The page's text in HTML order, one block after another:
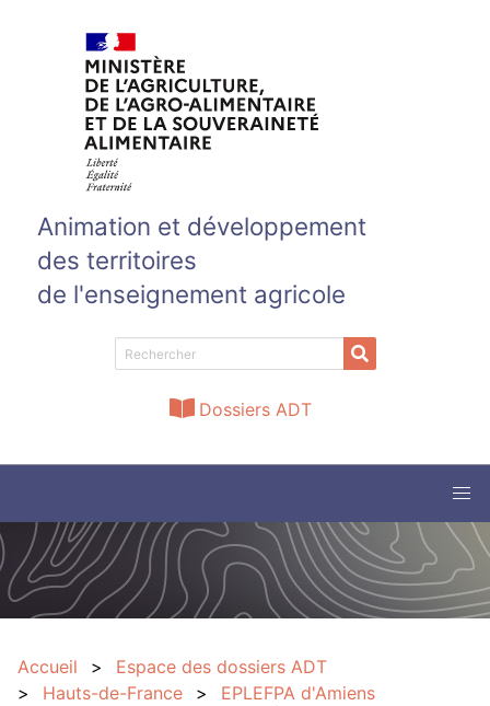
Animation et développement
des territoires
de l'enseignement agricole
Dossiers ADT
Accueil
Espace des dossiers ADT
Hauts-de-France
EPLEFPA d'Amiens